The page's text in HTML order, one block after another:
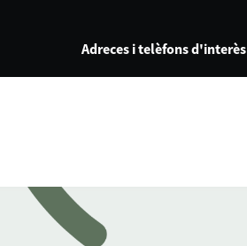
Adreces i telèfons d'interès